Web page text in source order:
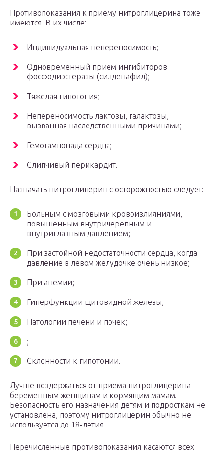
Противопоказания к приему нитроглицерина тоже
имеются. В их числе:
Индивидуальная непереносимость;
Одновременный прием ингибиторов
фосфодиэстеразы (силденафил);
Тяжелая гипотония;
Непереносимость лактозы, галактозы,
вызванная наследственными причинами;
Гемотампонада сердца;
Слипчивый перикардит.
Назначать нитроглицерин с осторожностью следует:
Больным с мозговыми кровоизлияниями,
повышенным внутричерепным и
внутриглазным давлением;
При застойной недостаточности сердца, когда
давление в левом желудочке очень низкое;
При анемии;
Гиперфункции щитовидной железы;
Патологии печени и почек;
;
Склонности к гипотонии.
Лучше воздержаться от приема нитроглицерина
беременным женщинам и кормящим мамам.
Безопасность его назначения детям и подросткам не
установлена, поэтому нитроглицерин обычно не
используется до 18-летия.
Перечисленные противопоказания касаются всех